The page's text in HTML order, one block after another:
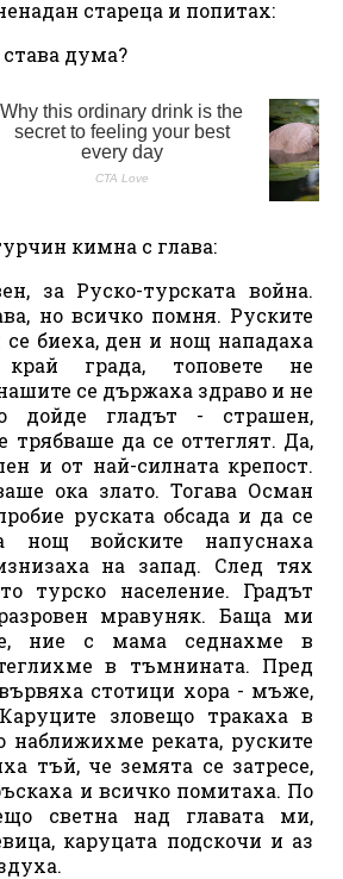
стареца и попитах:
дума?
кимна с глава:
за Руско-турската война.
но всичко помня. Руските
биеха, ден и нощ нападаха
край града, топовете не
се държаха здраво и не
дойде гладът - страшен,
да се оттеглят. Да,
и от най-силната крепост.
ока злато. Тогава Осман
руската обсада и да се
нощ войските напуснаха
на запад. След тях
турско население. Градът
мравуняк. Баща ми
ние с мама седнахме в
в тъмнината. Пред
стотици хора - мъже,
зловещо тракаха в
наближихме реката, руските
тъй, че земята се затресе,
и всичко помитаха. По
светна над главата ми,
каруцата подскочи и аз